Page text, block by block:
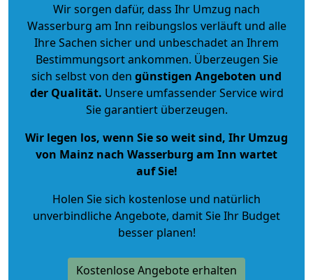
Wir sorgen dafür, dass Ihr Umzug nach
Wasserburg am Inn reibungslos verläuft und alle
Ihre Sachen sicher und unbeschadet an Ihrem
Bestimmungsort ankommen. Überzeugen Sie
sich selbst von den günstigen Angeboten und
der Qualität. Unsere umfassender Service wird
Sie garantiert überzeugen.
Wir legen los, wenn Sie so weit sind, Ihr Umzug
von Mainz nach Wasserburg am Inn wartet
auf Sie!
Holen Sie sich kostenlose und natürlich
unverbindliche Angebote, damit Sie Ihr Budget
besser planen!
Kostenlose Angebote erhalten